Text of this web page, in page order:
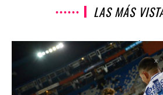
LAS MÁS
SE APARECIÓ EL
NOTICIAS